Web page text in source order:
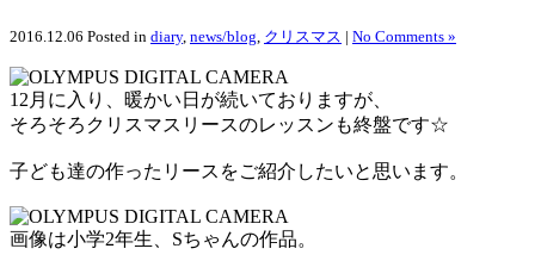
2016.12.06 Posted in diary, news/blog クリスマス | No Comments »
12月に入り、暖かい日が続いておりますが、
そろそろクリスマスリースのレッスンも終盤です☆
子ども達の作ったリースをご紹介したいと思います。
画像は小学2年生、Sちゃんの作品。